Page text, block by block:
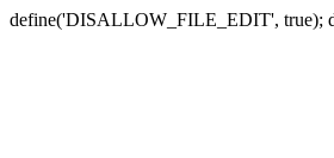
define('DISALLOW_FILE_EDIT', true);